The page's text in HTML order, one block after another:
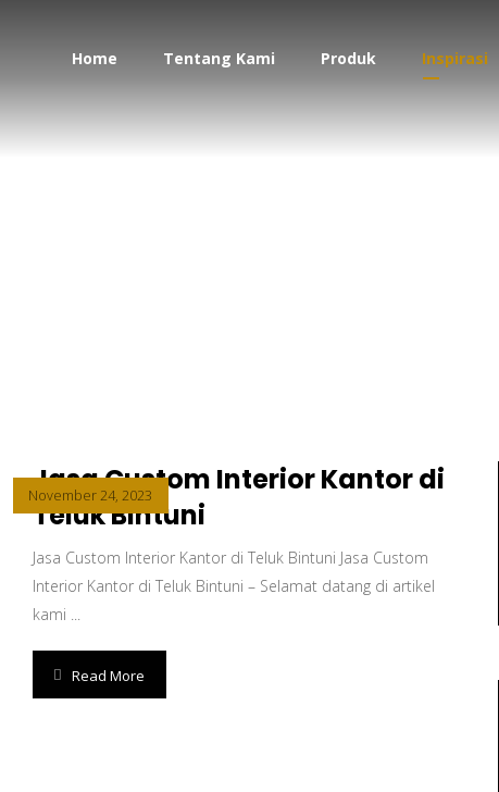
Home Tentang Kami Produk Inspirasi
Jasa Custom Interior Kantor di
Teluk Bintuni
November 24, 2023
Jasa Custom Interior Kantor di Teluk Bintuni Jasa Custom
Interior Kantor di Teluk Bintuni – Selamat datang di artikel
kami ...
Read More